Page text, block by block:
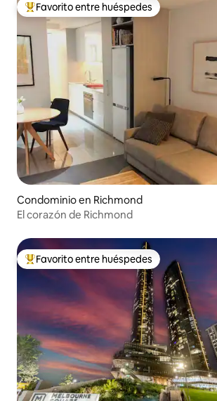
De los mejores en Favorito entre huéspedes
Favorito entre huéspedes
Condominio en Richmond
El corazón de Richmond
De los mejores en Favorito entre huéspedes
Favorito entre huéspedes